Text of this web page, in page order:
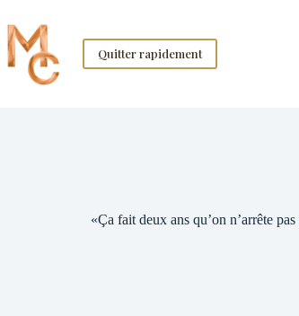
to
content
Quitter rapidement
«Ça fait deux ans qu’on n’arrête